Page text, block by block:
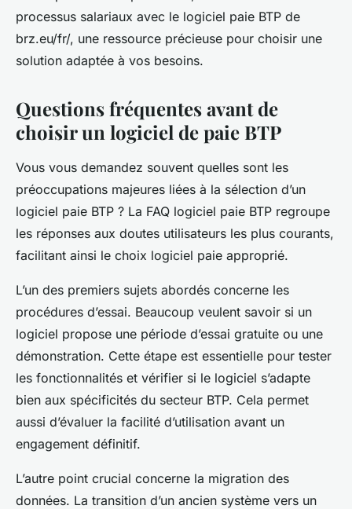
processus salariaux avec le logiciel paie BTP de
brz.eu/fr/, une ressource précieuse pour choisir une
solution adaptée à vos besoins.
Questions fréquentes avant de
choisir un logiciel de paie BTP
Vous vous demandez souvent quelles sont les
préoccupations majeures liées à la sélection d’un
logiciel paie BTP ? La FAQ logiciel paie BTP regroupe
les réponses aux doutes utilisateurs les plus courants,
facilitant ainsi le choix logiciel paie approprié.
L’un des premiers sujets abordés concerne les
procédures d’essai. Beaucoup veulent savoir si un
logiciel propose une période d’essai gratuite ou une
démonstration. Cette étape est essentielle pour tester
les fonctionnalités et vérifier si le logiciel s’adapte
bien aux spécificités du secteur BTP. Cela permet
aussi d’évaluer la facilité d’utilisation avant un
engagement définitif.
L’autre point crucial concerne la migration des
données. La transition d’un ancien système vers un